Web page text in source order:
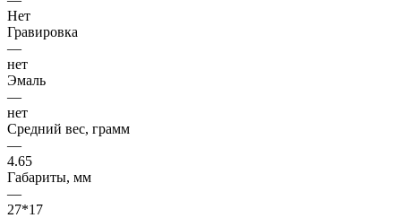
Нет
Гравировка
—
нет
Эмаль
—
нет
Средний вес, грамм
—
4.65
Габариты, мм
—
27*17